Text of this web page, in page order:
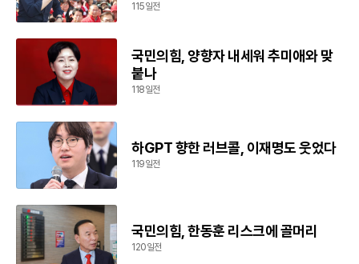
115일전
국민의힘, 양향자 내세워 추미애와 맞
붙나
118일전
하GPT 향한 러브콜, 이재명도 웃었다
119일전
국민의힘, 한동훈 리스크에 골머리
120일전